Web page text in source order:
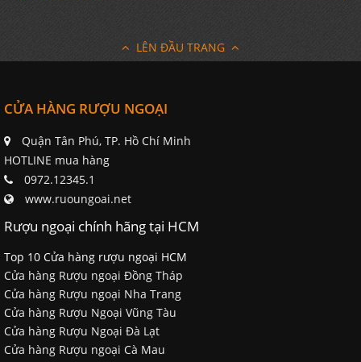
LÊN ĐẦU TRANG
CỬA HÀNG RƯỢU NGOẠI
Quận Tân Phú, TP. Hồ Chí Minh
HOTLINE mua hàng
0972.12345.1
www.ruoungoai.net
Rượu ngoại chính hãng tại HCM
Top 10 Cửa hàng rượu ngoại HCM
Cửa hàng Rượu ngoại Đồng Tháp
Cửa hàng Rượu ngoại Nha Trang
Cửa hàng Rượu Ngoại Vũng Tàu
Cửa hàng Rượu Ngoại Đà Lạt
Cửa hàng Rượu ngoại Cà Mau